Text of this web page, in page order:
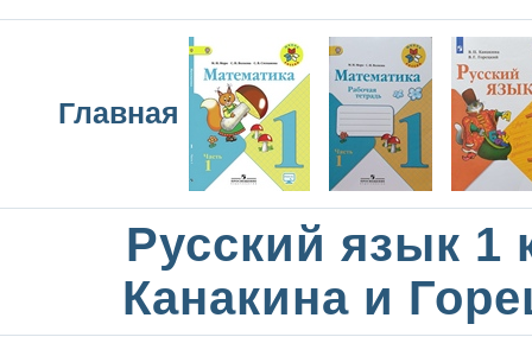
Главная
Русский язык 1
Канакина и